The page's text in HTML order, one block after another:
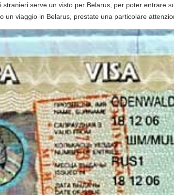
stranieri serve un visto per Belarus, per poter entrare
un viaggio in Belarus, prestate una particolare